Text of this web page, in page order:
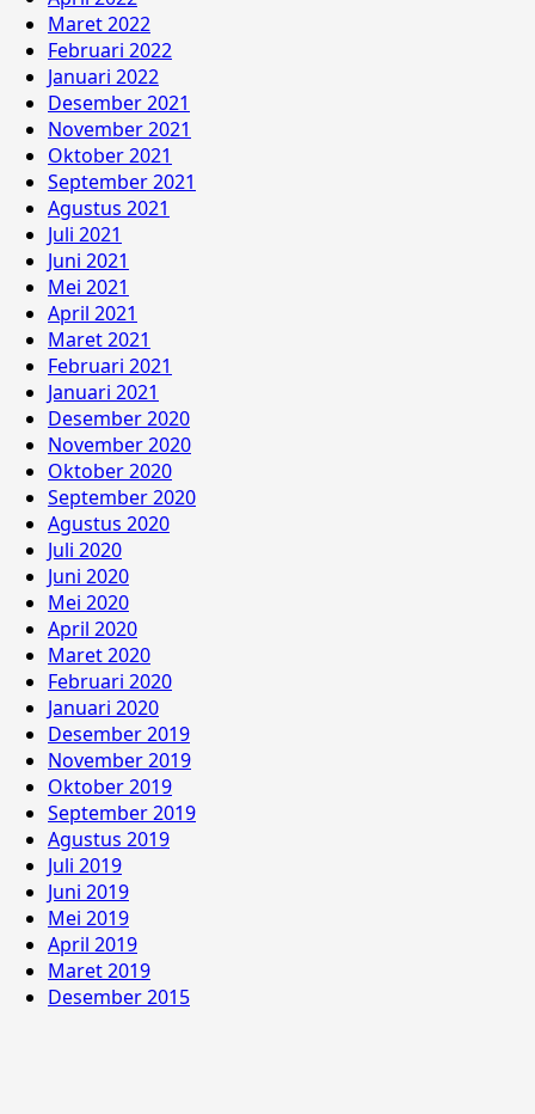
Maret 2022
Februari 2022
Januari 2022
Desember 2021
November 2021
Oktober 2021
September 2021
Agustus 2021
Juli 2021
Juni 2021
Mei 2021
April 2021
Maret 2021
Februari 2021
Januari 2021
Desember 2020
November 2020
Oktober 2020
September 2020
Agustus 2020
Juli 2020
Juni 2020
Mei 2020
April 2020
Maret 2020
Februari 2020
Januari 2020
Desember 2019
November 2019
Oktober 2019
September 2019
Agustus 2019
Juli 2019
Juni 2019
Mei 2019
April 2019
Maret 2019
Desember 2015